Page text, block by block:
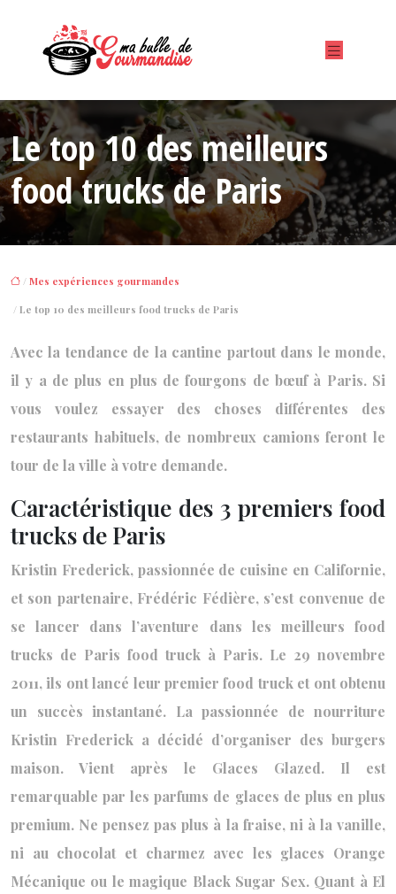
Le top 10 des meilleurs
food trucks de Paris
/ Mes expériences gourmandes
/ Le top 10 des meilleurs food trucks de Paris
Avec la tendance de la cantine partout dans le monde,
il y a de plus en plus de fourgons de bœuf à Paris. Si
vous voulez essayer des choses différentes des
restaurants habituels, de nombreux camions feront le
tour de la ville à votre demande.
Caractéristique des 3 premiers food
trucks de Paris
Kristin Frederick, passionnée de cuisine en Californie,
et son partenaire, Frédéric Fédière, s’est convenue de
se lancer dans l’aventure dans les meilleurs food
trucks de Paris food truck à Paris. Le 29 novembre
2011, ils ont lancé leur premier food truck et ont obtenu
un succès instantané. La passionnée de nourriture
Kristin Frederick a décidé d’organiser des burgers
maison. Vient après le Glaces Glazed. Il est
remarquable par les parfums de glaces de plus en plus
premium. Ne pensez pas plus à la fraise, ni à la vanille,
ni au chocolat et charmez avec les glaces Orange
Mécanique ou le magique Black Sugar Sex. Quant à El